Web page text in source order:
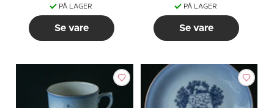
PÅ LAGER
Se vare
PÅ LAGER
Se vare